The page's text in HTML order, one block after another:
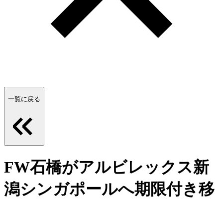
一覧に戻る
FW石橋がアルビレックス新
潟シンガポールへ期限付き移